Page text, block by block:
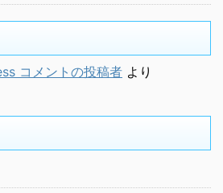
コメントの投稿者 より